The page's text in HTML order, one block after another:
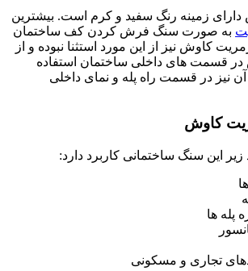
زمینه رنگ سفید و کرم است. بیشترین
به صورت سنگ فرش کردن کف ساختمان
کاوش نیز از این مورد استثنا نبوده و از
قسمت ‌های داخلی ساختمان استفاده
آن نیز در قسمت راه پله و نمای داخلی
کاوش
این سنگ ساختمانی کاربرد دارد:
پله ها
تجاری و مسکونی